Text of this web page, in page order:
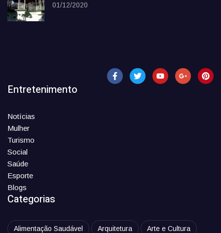
01/12/2020
Entretenimento
Notícias
Mulher
Turismo
Social
Saúde
Esporte
Blogs
Categorias
Alimentação Saudável Arquitetura Arte e Cultura